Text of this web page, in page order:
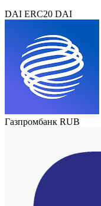
DAI ERC20 DAI
Газпромбанк RUB